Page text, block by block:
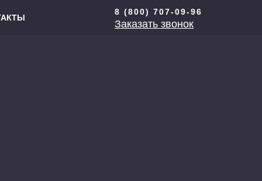
8 (800) 707-09-96
Заказать звонок